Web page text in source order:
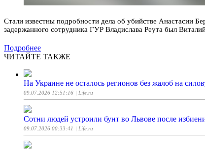
Стали известны подробности дела об убийстве Анастасии
задержанного сотрудника ГУР Владислава Реута был
Подробнее
ЧИТАЙТЕ ТАКЖЕ
На Украине не осталось регионов без жалоб на
09.07.2026 12:51:16 | Life.ru
Сотни людей устроили бунт во Львове после
09.07.2026 00:33:41 | Life.ru